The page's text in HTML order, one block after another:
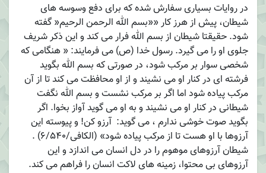
در روایات بسیاری سفارش شده که برای دفع وسوسه های
شیطان، پیش از هرز کار ««بسم الله الرحمن الرحیم« گفته
شود. حقیقتا شیطان از بسم الله فرار می کند و این ذکر شریف
جلوی او را می گیرد. رسول خدا (ص) می فرمایند: « هنگامی که
شخصی سوار بر مرکب شود، در صورتی که بسم الله بگوید
فرشته ای در کنار او می نشیند و از او محافظت می کند تا از آن
مرکب پیاده شود اما اگر بر مرکب نشست و بسم الله نگفت
شیطانی در کنار او می نشیند و به او می گوید آواز بخوا. اگر
بگوید صوت خوشی ندارم ، می گوید: آرزو کن! و پیوسته این
آرزوها با او هست تا از مرکب پیاده شود» (الکافی/6/540) .
شیطان آرزوهای موهوم را در دل انسان می اندازد و این
آرزوهای بی محتوا، زمینه های لاکت انسان را فراهم می کند.